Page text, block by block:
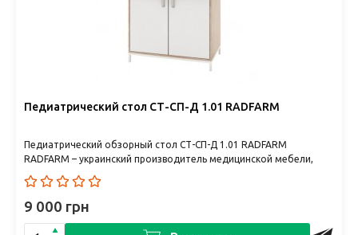
Педиатрический стол СТ-СП-Д 1.01 RADFARM
Педиатрический обзорный стол СТ-СП-Д 1.01 RADFARM
RADFARM – украинский производитель медицинской мебели,
сочетающий комфо..
9 000 грн